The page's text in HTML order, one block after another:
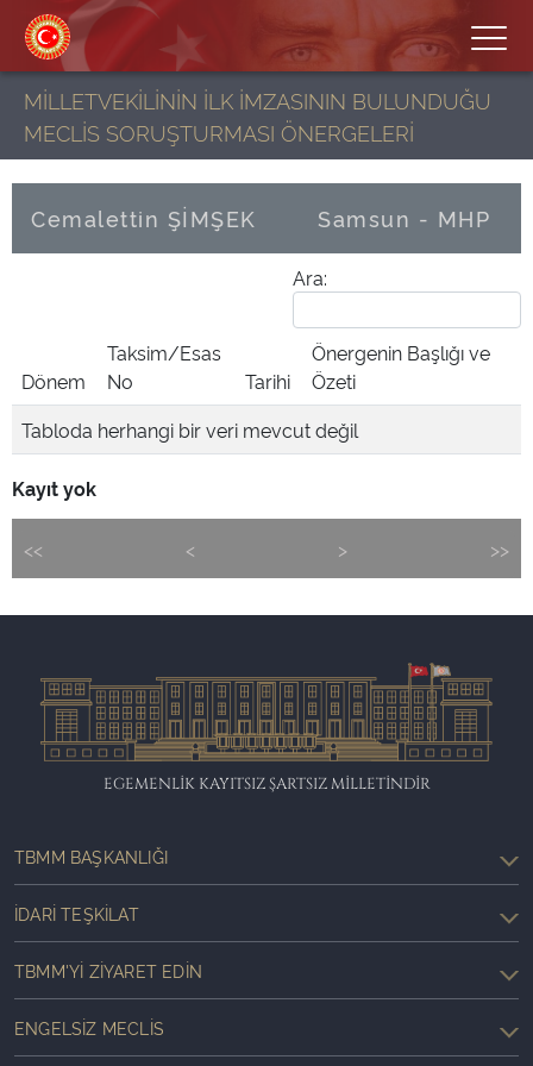
MİLLETVEKİLİNİN İLK İMZASININ BULUNDUĞU
MECLİS SORUŞTURMASI ÖNERGELERİ
Cemalettin ŞİMŞEK Samsun - MHP
Ara:
Dönem
Taksim/Esas
No
Tarihi
Önergenin Başlığı ve
Özeti
Tabloda herhangi bir veri mevcut değil
Kayıt yok
<< < > >>
EGEMENLİK KAYITSIZ ŞARTSIZ MİLLETİNDİR
TBMM BAŞKANLIĞI
İDARI TEŞKILAT
TBMM'YI ZIYARET EDIN
ENGELSIZ MECLIS